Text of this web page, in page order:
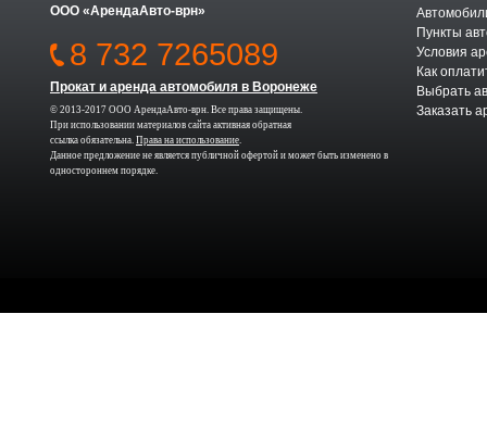
ООО «АрендаАвто-врн»
8 732 7265089
Прокат и аренда автомобиля в Воронеже
© 2013-2017 ООО АрендаАвто-врн. Все права защищены.
При использовании материалов сайта активная обратная
ссылка обязательна. Права на использование.
Данное предложение не является публичной офертой и может быть изменено в
одностороннем порядке.
Пункты
Условия
Как
Выбрать
Заказать